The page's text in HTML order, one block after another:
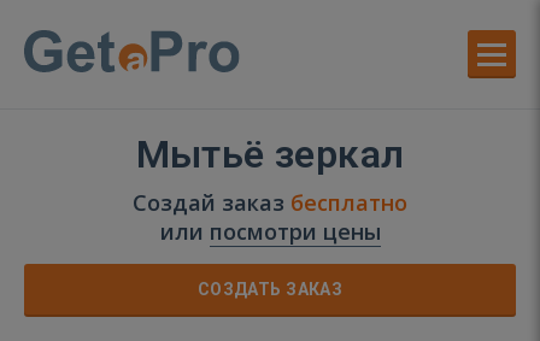
Мытьё зеркал
Создай заказ бесплатно
или посмотри цены
СОЗДАТЬ ЗАКАЗ